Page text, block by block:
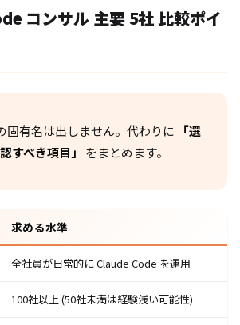
コンサル 主要 5社 比較ポイ
固有名は出しません。代わりに
「選
すべき項目」
をまとめます。
求める水準
全社員が日常的に Claude Code を運用
100社以上 (50社未満は経験浅い可能性)